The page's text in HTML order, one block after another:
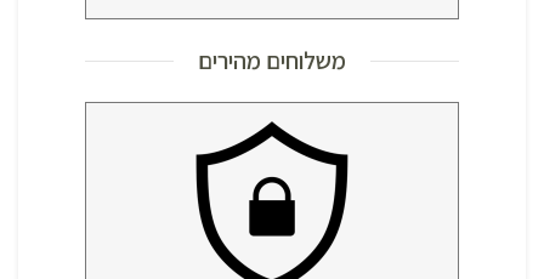
משלוחים מהירים